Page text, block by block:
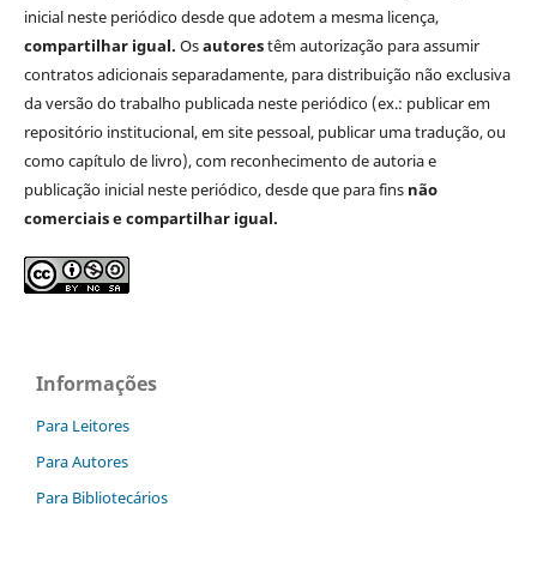
inicial neste periódico desde que adotem a mesma licença,
compartilhar igual. Osautorestêm autorização para assumir
contratos adicionais separadamente, para distribuição não exclusiva
da versão do trabalho publicada neste periódico (ex.: publicar em
repositório institucional, em site pessoal, publicar uma tradução, ou
como capítulo de livro), com reconhecimento de autoria e
publicação inicial neste periódico, desde que para fins não
comerciais e compartilhar igual.
Informações
Para Leitores
Para Autores
Para Bibliotecários